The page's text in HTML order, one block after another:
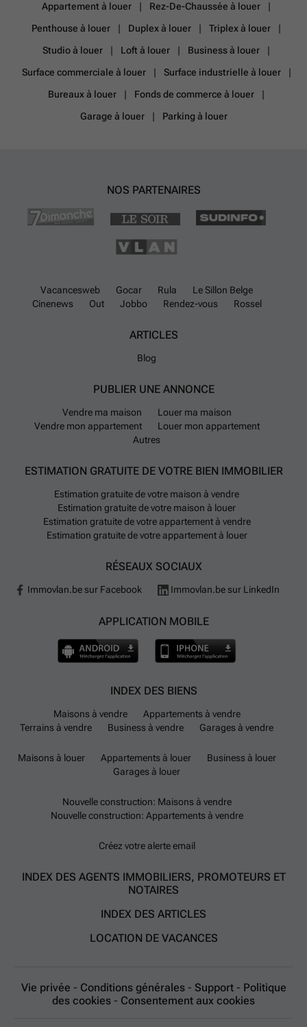
Appartement à louer
Rez-De-Chaussée à louer
Penthouse à louer
Duplex à louer
Triplex à louer
Studio à louer
Loft à louer
Business à louer
Surface commerciale à louer
Surface industrielle à louer
Bureaux à louer
Fonds de commerce à louer
Garage à louer
Parking à louer
NOS PARTENAIRES
Vacancesweb Gocar Rula
Le Sillon Belge
Cinenews
Out Jobbo Rendez-vous Rossel
ARTICLES
Blog
PUBLIER UNE ANNONCE
Vendre ma maison
Louer ma maison
Vendre mon appartement
Louer mon appartement
Autres
ESTIMATION GRATUITE DE VOTRE BIEN IMMOBILIER
Estimation gratuite de votre maison à vendre
Estimation gratuite de votre maison à louer
Estimation gratuite de votre appartement à vendre
Estimation gratuite de votre appartement à louer
RÉSEAUX SOCIAUX
Immovlan.be sur Facebook Immovlan.be sur LinkedIn
APPLICATION MOBILE
INDEX DES BIENS
Maisons à vendre
Appartements à vendre
Terrains à vendre
Business à vendre Garages à vendre
Maisons à louer Appartements à louer
Business à louer
Garages à louer
Nouvelle construction: Maisons à vendre
Nouvelle construction: Appartements à vendre
Créez votre alerte email
INDEX DES AGENTS IMMOBILIERS, PROMOTEURS ET
NOTAIRES
INDEX DES ARTICLES
LOCATION DE VACANCES
Vie privée - Conditions générales - Support - Politique
des cookies - Consentement aux cookies